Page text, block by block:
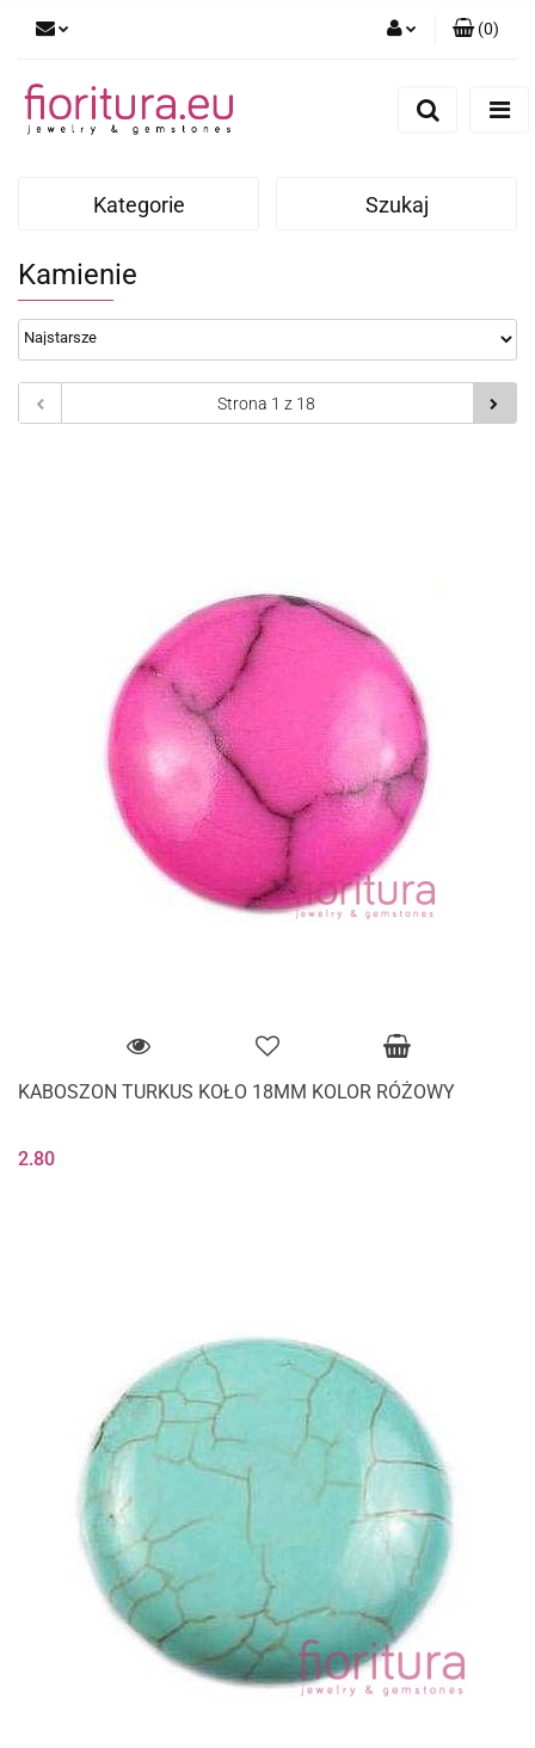
(0)
Kategorie Szukaj
Kamienie
KABOSZON TURKUS KOŁO 18MM KOLOR RÓŻOWY
2.80